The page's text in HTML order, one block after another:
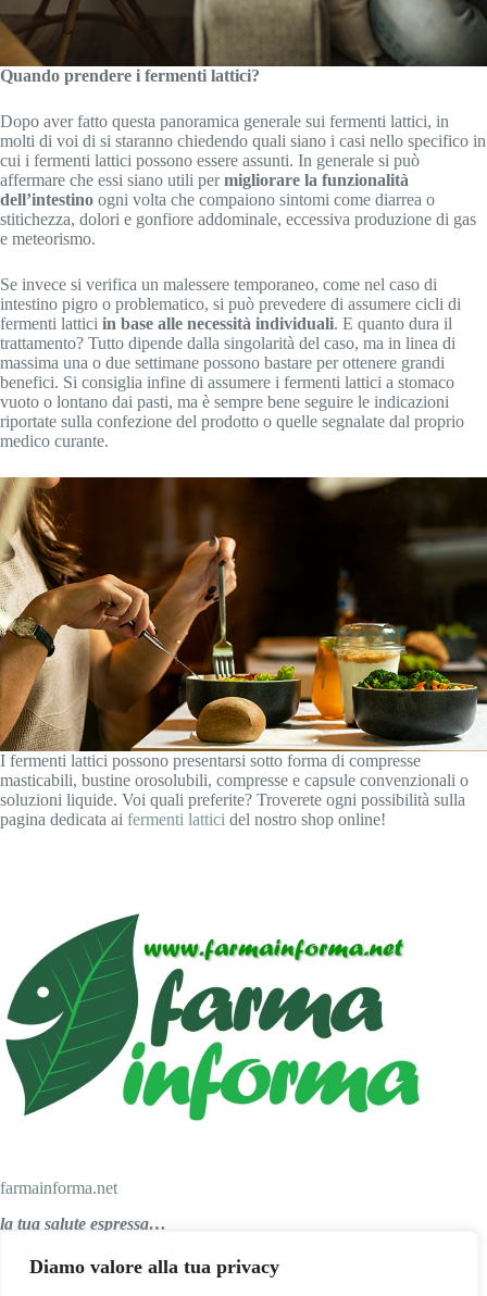
Diamo valore alla tua privacy
Quando prendere i fermenti lattici?
Dopo aver fatto questa panoramica generale sui fermenti lattici, in
molti di voi di si staranno chiedendo quali siano i casi nello specifico in
cui i fermenti lattici possono essere assunti. In generale si può
affermare che essi siano utili permigliorare la funzionalità
dell’intestino ogni volta che compaiono sintomi come diarrea o
stitichezza, dolori e gonfiore addominale, eccessiva produzione di gas
e meteorismo.
Se invece si verifica un malessere temporaneo, come nel caso di
intestino pigro o problematico, si può prevedere di assumere cicli di
fermenti lattici in base alle necessità individuali. E quanto dura il
trattamento? Tutto dipende dalla singolarità del caso, ma in linea di
massima una o due settimane possono bastare per ottenere grandi
benefici. Si consiglia infine di assumere i fermenti lattici a stomaco
vuoto o lontano dai pasti, ma è sempre bene seguire le indicazioni
riportate sulla confezione del prodotto o quelle segnalate dal proprio
medico curante.
I fermenti lattici possono presentarsi sotto forma di compresse
masticabili, bustine orosolubili, compresse e capsule convenzionali o
soluzioni liquide. Voi quali preferite? Troverete ogni possibilità sulla
pagina dedicata ai fermenti lattici del nostro shop online!
farmainforma.net
la tua salute espressa…